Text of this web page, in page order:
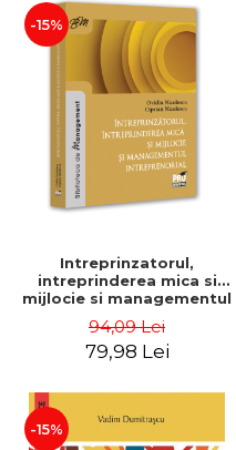
-15%
Intreprinzatorul,
intreprinderea mica si
mijlocie si managementul
Nicolescu, Ciprian
Nicolescu
94,09 Lei
79,98 Lei
-15%